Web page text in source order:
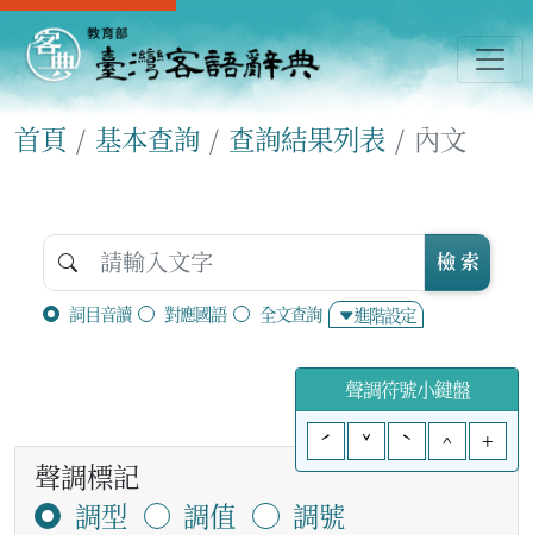
首頁 基本查詢 查詢結果列表 內文
詞目音讀 對應國語 全文查詢 進階設定
檢 索
聲調符號小鍵盤
ˊ
ˇ ˋ ^ +
聲調標記
調型
調值
調號